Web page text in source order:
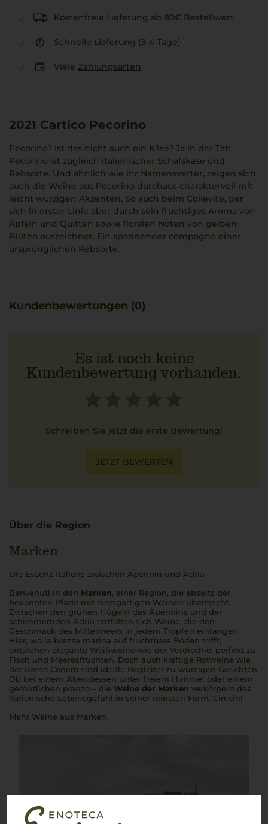
Kostenfreie Lieferung ab 80€ Bestellwert
Schnelle Lieferung (3-4 Tage)
Viele Zahlungsarten
2021 Cartico Pecorino
Pecorino? Ist das nicht auch ein Käse? Ja in der Tat!
Pecorino ist zugleich italienischer Schafskäse und
Rebsorte. Und ähnlich wie ihr Namensvetter, zeigen sich
auch die Weine aus Pecorino durchaus charaktervoll mit
leicht würzigen Akzenten. So auch beim Collevite, der
sich in erster Linie aber durch sein fruchtiges Aroma von
Äpfeln und Quitten sowie floralen Noten von gelben
Blüten auszeichnet. Ein spannender compagno einer
ursprünglichen Rebsorte.
Kundenbewertungen (0)
Es ist noch keine
Kundenbewertung vorhanden.
Schreiben Sie jetzt die erste Bewertung!
JETZT BEWERTEN
Über die Region
Marken
Die Essenz Italiens zwischen Apennin und Adria
Benvenuti in den Marken, einer Region, die abseits der
bekannten Pfade mit einzigartigen Weinen überrascht.
Zwischen den grünen Hügeln des Apennins und der
schimmernden Adria entfalten sich Weine, die den
Geschmack des Mittelmeers in jedem Tropfen einfangen.
Hier, wo la brezza marina auf fruchtbare Böden trifft,
entstehen elegante Weißweine wie der Verdicchio, perfekt zu
Fisch und Meeresfrüchten. Doch auch kräftige Rotweine wie
der Rosso Conero sind ideale Begleiter zu würzigen Gerichten.
Ob bei einem Abendessen unter freiem Himmel oder einem
gemütlichen pranzo – die Weine der Marken verkörpern das
italienische Lebensgefühl in seiner reinsten Form. Cin cin!
Mehr Weine aus Marken